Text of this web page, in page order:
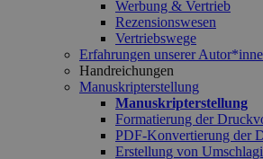
Werbung & Vertrieb
Rezensionswesen
Vertriebswege
Erfahrungen unserer
Handreichungen
Manuskripterstellung
Manuskripterstellung
Formatierung der
PDF-Konvertierung der
Erstellung von